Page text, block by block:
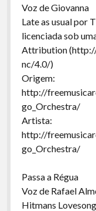
Voz de Giovanna
Late as usual por
licenciada sob
Attribution
nc/4.0/)
Origem:
http://
go_Orchestra/
Artista:
http://
go_Orchestra/
Passa a Régua
Voz de Rafael
Hitmans